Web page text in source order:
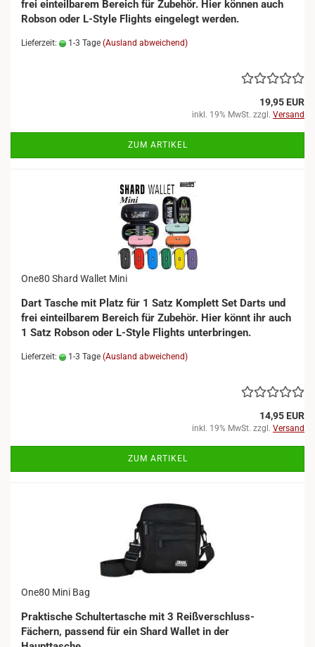
frei einteilbarem Bereich für Zubehör. Hier können auch
Robson oder L-Style Flights eingelegt werden.
Lieferzeit: 1-3 Tage (Ausland abweichend)
19,95 EUR
inkl. 19% MwSt. zzgl. Versand
ZUM ARTIKEL
One80 Shard Wallet Mini
Dart Tasche mit Platz für 1 Satz Komplett Set Darts und
frei einteilbarem Bereich für Zubehör. Hier könnt ihr auch
1 Satz Robson oder L-Style Flights unterbringen.
Lieferzeit: 1-3 Tage (Ausland abweichend)
14,95 EUR
inkl. 19% MwSt. zzgl. Versand
ZUM ARTIKEL
One80 Mini Bag
Praktische Schultertasche mit 3 Reißverschluss-
Fächern, passend für ein Shard Wallet in der